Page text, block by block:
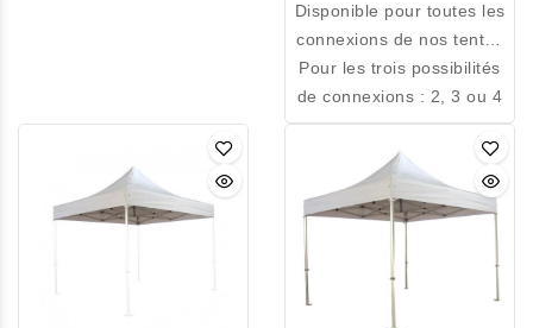
réparer vous même votre
tente.
Disponible pour toutes les
connexions de nos tentes
: Inés, Flash et Abri.
Pour les trois possibilités
de connexions : 2, 3 ou 4